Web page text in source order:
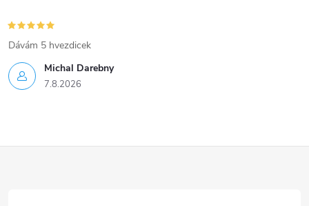
Michal Darebny
7.8.2026
Dávám 5 hvezdicek